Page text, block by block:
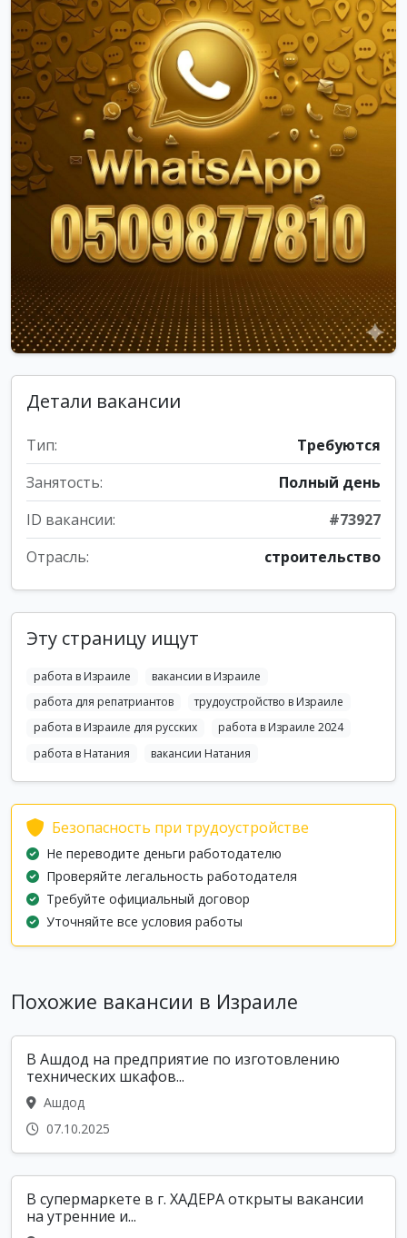
Детали вакансии
Тип:
Требуются
Занятость:
Полный день
ID вакансии:
#73927
Отрасль:
строительство
Эту страницу ищут
работа в Израиле
вакансии в Израиле
работа для репатриантов
трудоустройство в Израиле
работа в Израиле для русских
работа в Израиле 2024
работа в Натания
вакансии Натания
Безопасность при трудоустройстве
Не переводите деньги работодателю
Проверяйте легальность работодателя
Требуйте официальный договор
Уточняйте все условия работы
Похожие вакансии в Израиле
В Ашдод на предприятие по изготовлению
технических шкафов...
Ашдод
07.10.2025
В супермаркете в г. ХАДЕРА открыты вакансии
на утренние и...